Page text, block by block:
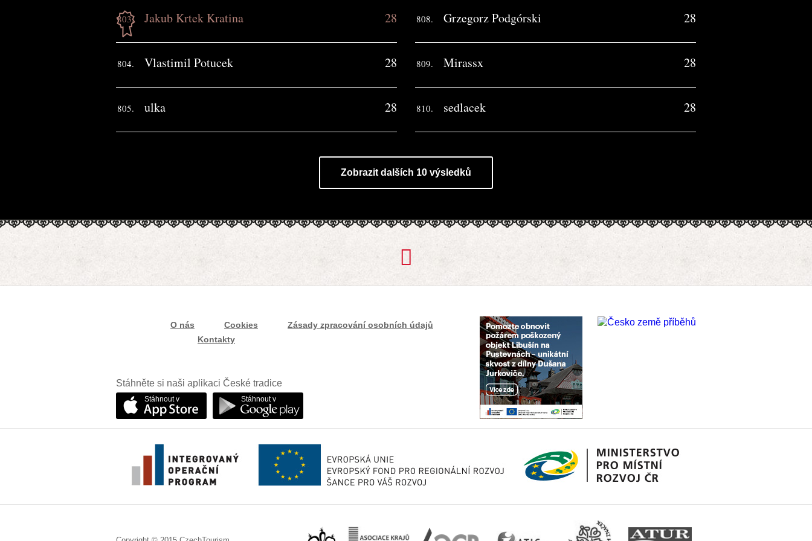
803. Jakub Krtek Kratina 28
804. Vlastimil Potucek 28
805. ulka 28
808. Grzegorz Podgórski 28
809. Mirassx 28
810. sedlacek 28
Zobrazit dalších 10 výsledků
O nás Cookies
Zásady zpracování osobních údajů
Kontakty
Stáhněte si naši aplikaci České tradice
Stáhnout v Stáhnout v